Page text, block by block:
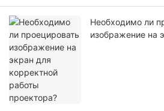
Необходимо ли
изображение на